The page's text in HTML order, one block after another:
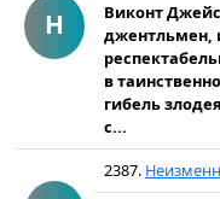
Н
Виконт
джентльмен,
в
гибель
с...
2387.